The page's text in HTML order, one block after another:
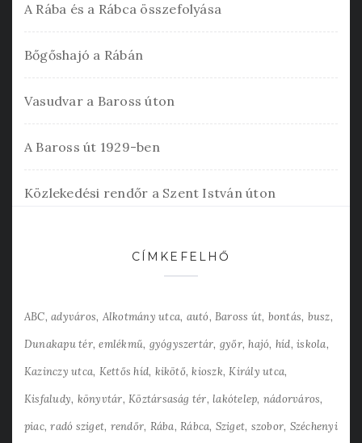
A Rába és a Rábca összefolyása
Bőgőshajó a Rábán
Vasudvar a Baross úton
A Baross út 1929-ben
Közlekedési rendőr a Szent István úton
CÍMKEFELHŐ
ABC adyváros Alkotmány utca autó Baross út bontás busz
Dunakapu tér emlékmű gyógyszertár győr hajó híd iskola
Kazinczy utca Kettős híd kikötő kioszk Király utca
Kisfaludy könyvtár Köztársaság tér lakótelep nádorváros
piac radó sziget rendőr Rába Rábca Sziget szobor Széchenyi